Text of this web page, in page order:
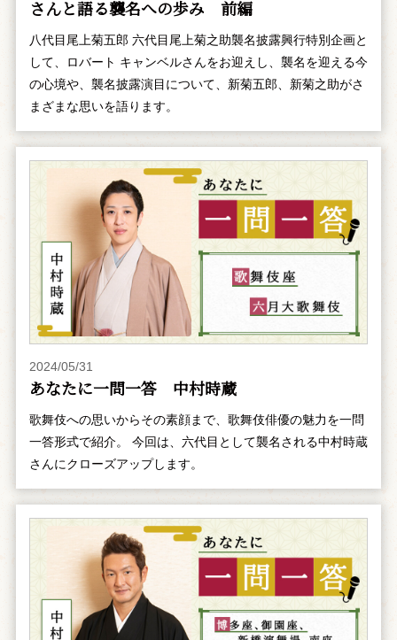
さんと語る襲名への歩み 前編
八代目尾上菊五郎 六代目尾上菊之助襲名披露興行特別企画と
して、ロバート キャンベルさんをお迎えし、襲名を迎える今
の心境や、襲名披露演目について、新菊五郎、新菊之助がさ
まざまな思いを語ります。
2024/05/31
あなたに一問一答 中村時蔵
歌舞伎への思いからその素顔まで、歌舞伎俳優の魅力を一問
一答形式で紹介。 今回は、六代目として襲名される中村時蔵
さんにクローズアップします。